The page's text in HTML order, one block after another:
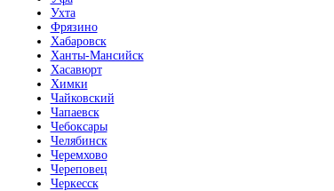
Ухта
Фрязино
Хабаровск
Ханты-Мансийск
Хасавюрт
Химки
Чайковский
Чапаевск
Чебоксары
Челябинск
Черемхово
Череповец
Черкесск